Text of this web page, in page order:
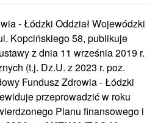
- Łódzki Oddział Wojewódzki
Kopcińskiego 58, publikuje
z dnia 11 września 2019 r.
(t.j. Dz.U. z 2023 r. poz.
Fundusz Zdrowia - Łódzki
przeprowadzić w roku
Planu finansowego i